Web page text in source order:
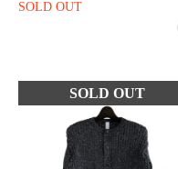
SOLD OUT